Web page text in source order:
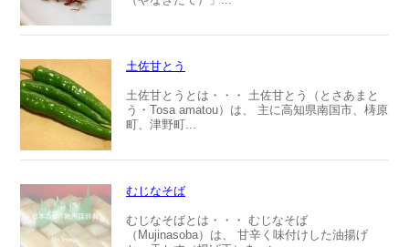
土佐甘とう
土佐甘とうとは・・・ 土佐甘とう（とさあまと
う・Tosa amatou）は、 主に高知県南国市、梼原
町、津野町...
むじなそば
むじなそばとは・・・ むじなそば
（Mujinasoba）は、 甘辛く味付けした油揚げ